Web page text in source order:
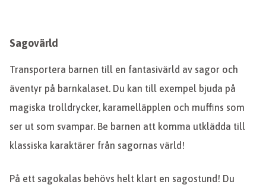
Sagovärld
Transportera barnen till en fantasivärld av sagor och
äventyr på barnkalaset. Du kan till exempel bjuda på
magiska trolldrycker, karamelläpplen och muffins som
ser ut som svampar. Be barnen att komma utklädda till
klassiska karaktärer från sagornas värld!
På ett sagokalas behövs helt klart en sagostund! Du